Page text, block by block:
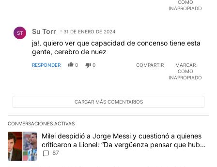
COMO
INAPROPIADO
ST Su Torr 31 DE ENERO DE 2024
ja!, quiero ver que capacidad de concenso tiene esta
gente, cerebro de nuez
RESPONDER 0 0 COMPARTIR
MARCAR
COMO
INAPROPIADO
CARGAR MÁS COMENTARIOS
CONVERSACIONES ACTIVAS
Este listado muestra los artículos con más comentarios en los
Un artículo de tendencia con el título "Milei despidió a Jorge
Milei despidió a Jorge Messi y cuestionó a quienes
criticaron a Lionel: “Da vergüenza pensar que hubo
anti-Messi”
87